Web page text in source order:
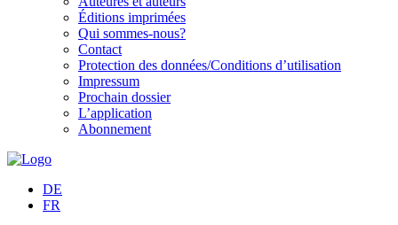
Éditions imprimées
Qui sommes-nous?
Contact
Protection des données/Conditions d’utilisation
Impressum
Prochain dossier
L’application
Abonnement
DE
FR